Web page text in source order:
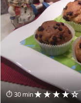
⏱ 30 min★★★★☆